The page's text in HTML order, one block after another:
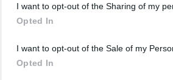
I want to opt-out of the Sharing of my
Opted In
I want to opt-out of the Sale of my
Opted In